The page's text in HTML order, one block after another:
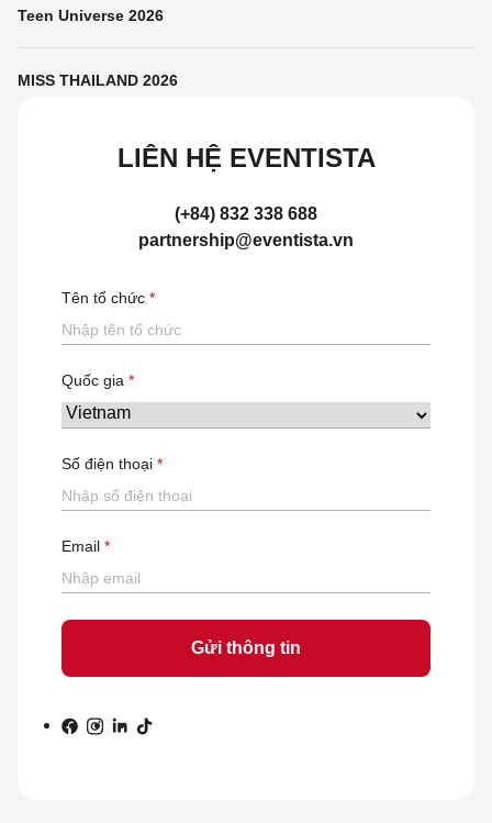
Teen Universe 2026
MISS THAILAND 2026
LIÊN HỆ EVENTISTA
(+84) 832 338 688
partnership@eventista.vn
Tên tổ chức
Quốc gia
Số điện thoại
Email